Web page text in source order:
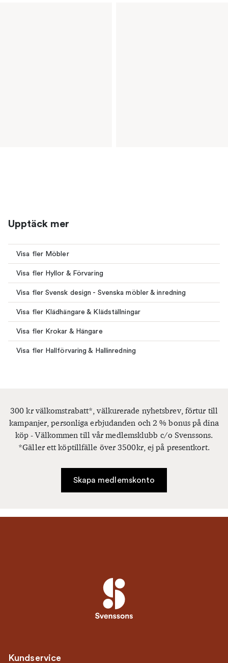
Upptäck mer
Visa fler Möbler
Visa fler Hyllor & Förvaring
Visa fler Svensk design - Svenska möbler & inredning
Visa fler Klädhängare & Klädställningar
Visa fler Krokar & Hängare
Visa fler Hallförvaring & Hallinredning
300 kr välkomstrabatt*, välkurerade nyhetsbrev, förtur till
kampanjer, personliga erbjudanden och 2 % bonus på dina
köp - Välkommen till vår medlemsklubb c/o Svenssons.
*Gäller ett köptillfälle över 3500kr, ej på presentkort.
Skapa medlemskonto
Kundservice